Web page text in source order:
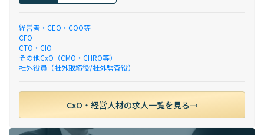
経営者・CEO・COO等
CFO
CTO・CIO
その他CxO（CMO・CHRO等）
社外役員（社外取締役/社外監査役）
CxO・経営人材の求人一覧を見る